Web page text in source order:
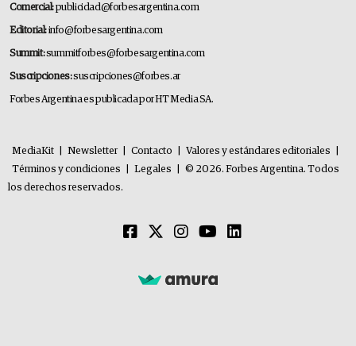
Comercial:publicidad@forbesargentina.com
Editorial:info@forbesargentina.com
Summit:summitforbes@forbesargentina.com
Suscripciones:suscripciones@forbes.ar
Forbes Argentina es publicada por HT Media SA.
MediaKit Newsletter Contacto Valores y estándares editoriales
Términos y condiciones
Legales
© 2026. Forbes Argentina. Todos
los derechos reservados.